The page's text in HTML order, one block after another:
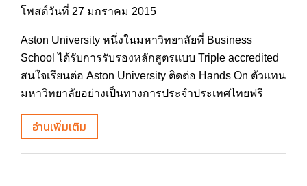
โพสต์วันที่ 27 มกราคม 2015
Aston University หนึ่งในมหาวิทยาลัยที่ Business
School ได้รับการรับรองหลักสูตรแบบ Triple accredited
สนใจเรียนต่อ Aston University ติดต่อ Hands On ตัวแทน
มหาวิทยาลัยอย่างเป็นทางการประจำประเทศไทยฟรี
อ่านเพิ่มเติม